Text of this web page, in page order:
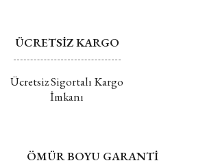
ÜCRETSİZ KARGO
Ücretsiz Sigortalı Kargo
İmkanı
ÖMÜR BOYU GARANTİ